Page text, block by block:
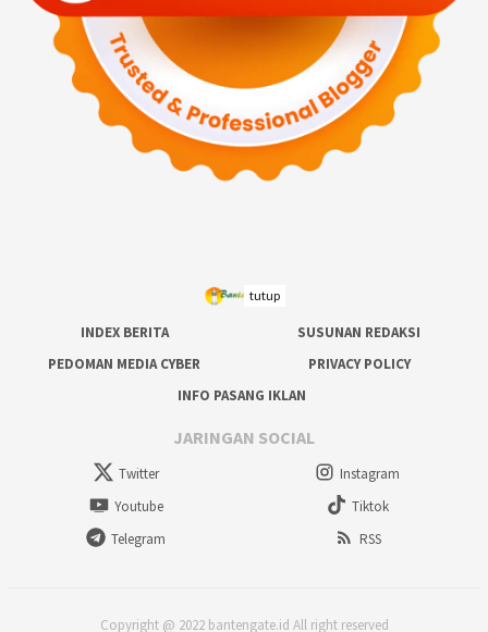
INDEX BERITA
SUSUNAN REDAKSI
PEDOMAN MEDIA CYBER
PRIVACY POLICY
INFO PASANG IKLAN
JARINGAN SOCIAL
Twitter
Instagram
Youtube
Tiktok
Telegram
RSS
Copyright @ 2022 bantengate.id All right reserved
tutup